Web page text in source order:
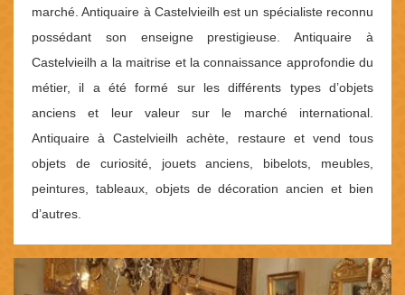
marché. Antiquaire à Castelvieilh est un spécialiste reconnu
possédant son enseigne prestigieuse. Antiquaire à
Castelvieilh a la maitrise et la connaissance approfondie du
métier, il a été formé sur les différents types d’objets
anciens et leur valeur sur le marché international.
Antiquaire à Castelvieilh achète, restaure et vend tous
objets de curiosité, jouets anciens, bibelots, meubles,
peintures, tableaux, objets de décoration ancien et bien
d’autres.